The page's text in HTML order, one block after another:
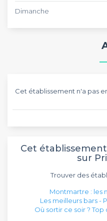
Dimanche
Cet établissement n'a pas
Cet
sur
Trouver des
Montmartre : les
Les meilleurs bars -
Où sortir ce soir ? Top